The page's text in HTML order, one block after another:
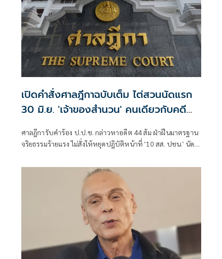
เปิดคำสั่งศาลฎีกาฉบับเต็ม ไต่สวนนัดแรก
30 มิ.ย. 'เจ้าของสำนวน' คนเดียวกับคดี
ศาลฎีการับคำร้อง ป.ป.ช. กล่าวหาอดีต 44 ส้ม ฝ่าฝืนมาตรฐาน
จริยธรรมร้ายแรง ไม่สั่งให้หยุดปฎิบัติหน้าที่ '10 สส. ปชน.' นัด
คดีชั้น 14